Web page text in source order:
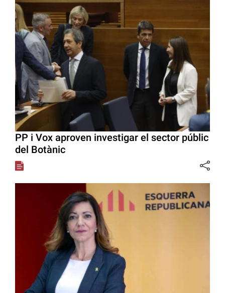
PP i Vox aproven investigar el sector públic
del Botànic